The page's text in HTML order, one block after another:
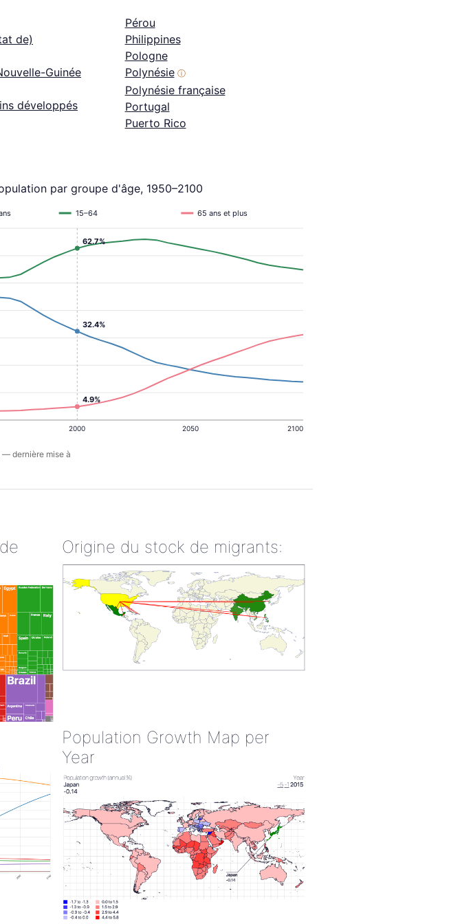
de)
Guinée
développés
Pérou
Philippines
Pologne
Polynésie ⓘ
Polynésie française
Portugal
Puerto Rico
par groupe d'âge, 1950–2100
2000 2050 2100
15–64 65 ans et plus
32.4%
4.9%
62.7%
dernière mise à
Origine du stock de migrants:
Population Growth Map per
Year